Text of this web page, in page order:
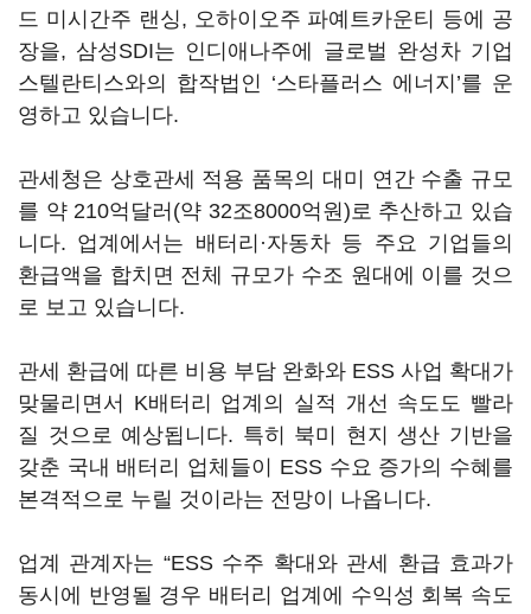
드 미시간주 랜싱, 오하이오주 파예트카운티 등에 공
장을, 삼성SDI는 인디애나주에 글로벌 완성차 기업
스텔란티스와의 합작법인 ‘스타플러스 에너지’를 운
영하고 있습니다.
관세청은 상호관세 적용 품목의 대미 연간 수출 규모
를 약 210억달러(약 32조8000억원)로 추산하고 있습
니다. 업계에서는 배터리·자동차 등 주요 기업들의
환급액을 합치면 전체 규모가 수조 원대에 이를 것으
로 보고 있습니다.
관세 환급에 따른 비용 부담 완화와 ESS 사업 확대가
맞물리면서 K배터리 업계의 실적 개선 속도도 빨라
질 것으로 예상됩니다. 특히 북미 현지 생산 기반을
갖춘 국내 배터리 업체들이 ESS 수요 증가의 수혜를
본격적으로 누릴 것이라는 전망이 나옵니다.
업계 관계자는 “ESS 수주 확대와 관세 환급 효과가
동시에 반영될 경우 배터리 업계에 수익성 회복 속도